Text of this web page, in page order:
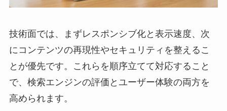
技術面では、まずレスポンシブ化と表示速度、次
にコンテンツの再現性やセキュリティを整えるこ
とが優先です。これらを順序立てて対応すること
で、検索エンジンの評価とユーザー体験の両方を
高められます。